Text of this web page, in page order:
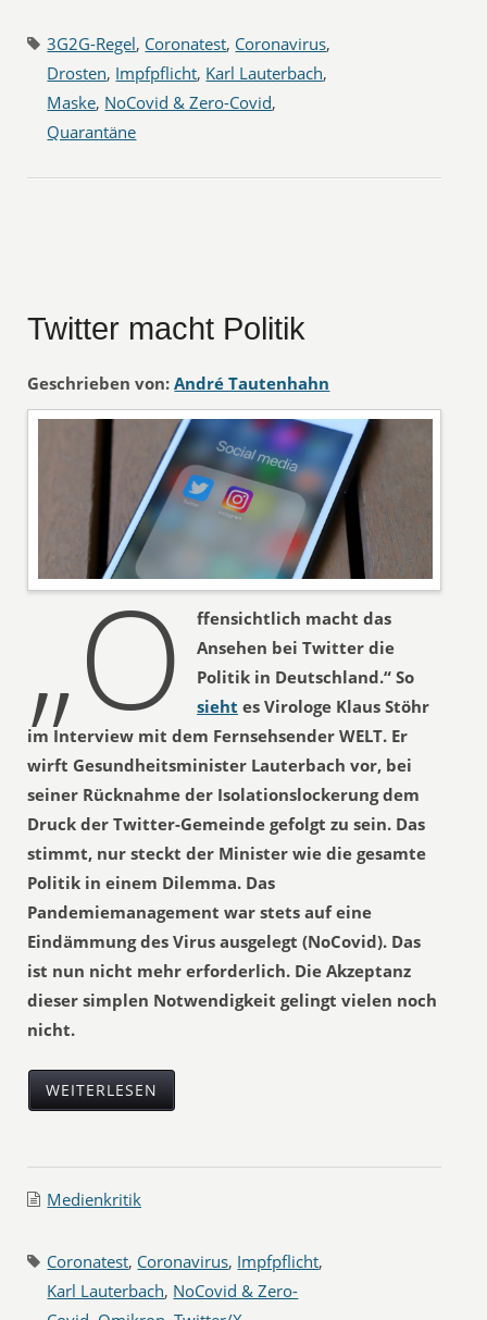
3G2G-Regel, Coronatest, Coronavirus,
Drosten, Impfpflicht, Karl Lauterbach,
Maske, NoCovid & Zero-Covid,
Quarantäne
Twitter macht Politik
Geschrieben von: André Tautenhahn
„O
ffensichtlich macht das
Ansehen bei Twitter die
Politik in Deutschland.“ So
sieht es Virologe Klaus Stöhr
im Interview mit dem Fernsehsender WELT. Er
wirft Gesundheitsminister Lauterbach vor, bei
seiner Rücknahme der Isolationslockerung dem
Druck der Twitter-Gemeinde gefolgt zu sein. Das
stimmt, nur steckt der Minister wie die gesamte
Politik in einem Dilemma. Das
Pandemiemanagement war stets auf eine
Eindämmung des Virus ausgelegt (NoCovid). Das
ist nun nicht mehr erforderlich. Die Akzeptanz
dieser simplen Notwendigkeit gelingt vielen noch
nicht.
WEITERLESEN
Medienkritik
Coronatest, Coronavirus, Impfpflicht,
Karl Lauterbach, NoCovid & Zero-